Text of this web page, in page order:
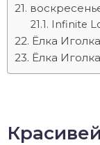
Infinite
Ёлка Иголка
Ёлка Иголка